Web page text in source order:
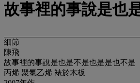
故事裡的事說是也
細節
陳飛
故事裡的事說是也是不是也是是也不是
丙烯 聚氯乙烯 裱於木板